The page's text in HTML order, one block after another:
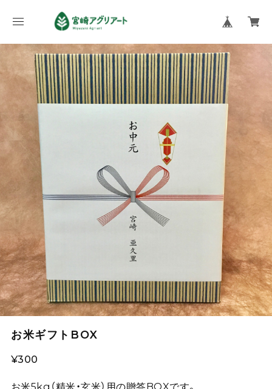
お米ギフトBOX
¥300